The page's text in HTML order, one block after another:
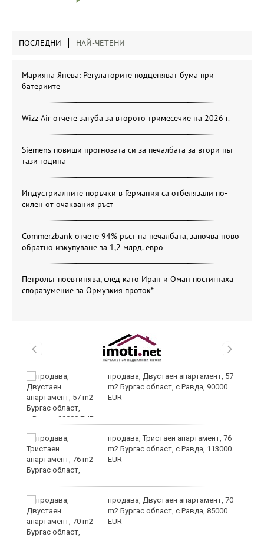
ПОСЛЕДНИ НАЙ-ЧЕТЕНИ
Марияна Янева: Регулаторите подценяват бума при
батериите
Wizz Air отчете загуба за второто тримесечие на 2026 г.
Siemens повиши прогнозата си за печалбата за втори път
тази година
Индустриалните поръчки в Германия са отбелязали по-
силен от очаквания ръст
Commerzbank отчете 94% ръст на печалбата, започва ново
обратно изкупуване за 1,2 млрд. евро
Петролът поевтинява, след като Иран и Оман постигнаха
споразумение за Ормузкия проток*
продава, Двустаен апартамент, 57
m2 Бургас област, с.Равда, 90000
EUR
продава, Тристаен апартамент, 76
m2 Бургас област, с.Равда, 113000
EUR
продава, Двустаен апартамент, 70
m2 Бургас област, с.Равда, 85000
EUR